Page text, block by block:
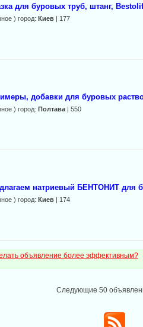
для буровых труб, штанг,
) город: Киев | 177
добавки для буровых
) город: Полтава | 550
натриевый БЕНТОНИТ для
) город: Киев | 174
объявление более эффективным?
Следующие 50